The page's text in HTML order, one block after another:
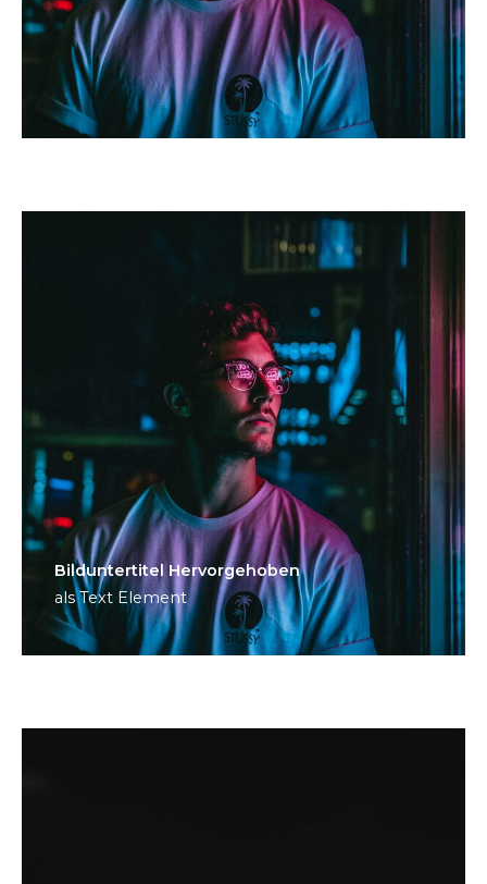
Bild­unter­titel Hervorgehoben
als Text Element